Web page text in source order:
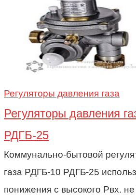
Регуляторы давления газа
Регуляторы давления
РДГБ-25
Коммунально-бытовой
газа РДГБ-10 РДГБ-25
понижения с высокого Рвх.